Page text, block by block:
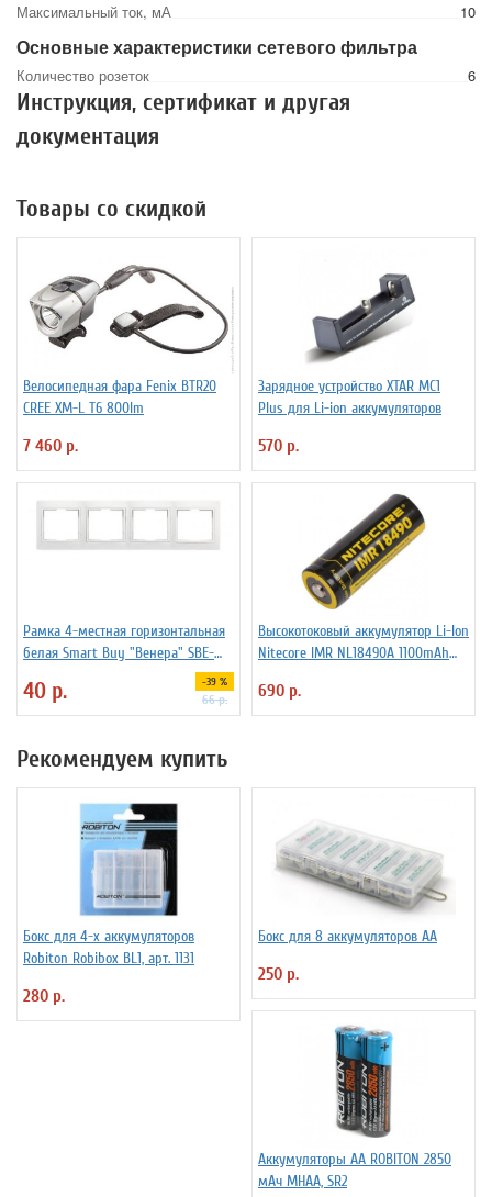
Максимальный ток, мА
10
Основные характеристики сетевого фильтра
Количество розеток 6
Инструкция, сертификат и другая
документация
Товары со скидкой
Велосипедная фара Fenix BTR20
CREE XM-L T6 800lm
7 460 р.
Зарядное устройство XTAR MC1
Plus для Li-ion аккумуляторов
570 р.
Рамка 4-местная горизонтальная
белая Smart Buy "Венера" SBE-
40 р. -39 %
66 р.
Высокотоковый аккумулятор Li-Ion
Niteсore IMR NL18490A 1100mAh
690 р.
Рекомендуем купить
Бокс для 4-х аккумуляторов
Robiton Robibox BL1, арт. 1131
280 р.
Бокс для 8 аккумуляторов АА
250 р.
Аккумуляторы АА ROBITON 2850
мАч MHAA, SR2